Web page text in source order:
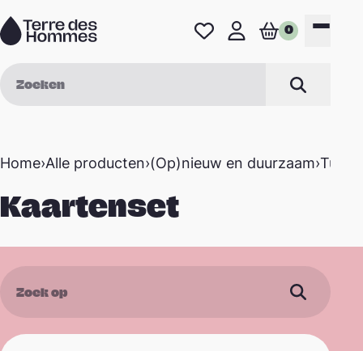
Favorieten
Mijn profiel
0
Zoeken
Home›Alle producten›(Op)nieuw en duurzaam›Tutu
Kaartenset